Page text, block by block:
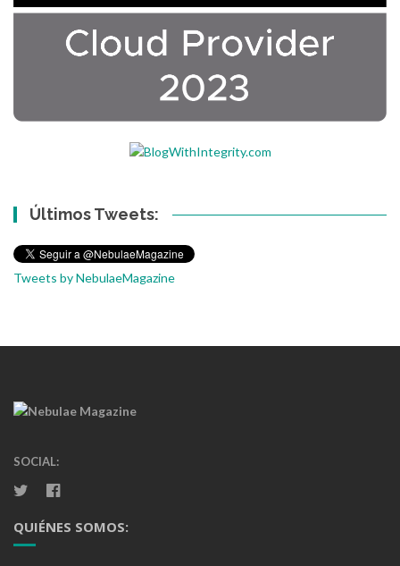
Últimos Tweets:
Tweets by NebulaeMagazine
SOCIAL:
QUIÉNES SOMOS: